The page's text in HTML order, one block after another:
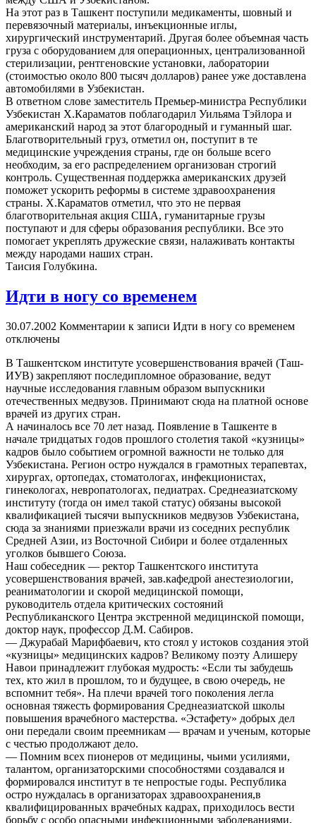
На этот раз в Ташкент поступили медикаменты, шовный и
перевязочный материалы, инъекционные иглы,
хирургический инструментарий. Другая более объемная часть
груза с оборудованием для операционных, централизованной
стерилизации, рентгеновские установки, лаборатории
(стоимостью около 800 тысяч долларов) ранее уже доставлена
автомобилями в Узбекистан.
В ответном слове заместитель Премьер-министра Республики
Узбекистан Х.Караматов поблагодарил Уильяма Тэйлора и
американский народ за этот благородный и гуманный шаг.
Благотворительный груз, отметил он, поступит в те
медицинские учреждения страны, где он больше всего
необходим, за его распределением организован строгий
контроль. Существенная поддержка американских друзей
поможет ускорить реформы в системе здравоохранения
страны. Х.Караматов отметил, что это не первая
благотворительная акция США, гуманитарные грузы
поступают и для сферы образования республики. Все это
помогает укреплять дружеские связи, налаживать контакты
между народами наших стран.
Таисия Голубкина.
Идти в ногу со временем
30.07.2002 Комментарии к записи Идти в ногу со временем
отключены
В Ташкентском институте усовершенствования врачей (Таш-
ИУВ) закрепляют последипломное образование, ведут
научные исследования главным образом выпускники
отечественных медвузов. Принимают сюда на платной основе
врачей из других стран.
А начиналось все 70 лет назад. Появление в Ташкенте в
начале тридцатых годов прошлого столетия такой «кузницы»
кадров было событием огромной важности не только для
Узбекистана. Регион остро нуждался в грамотных терапевтах,
хирургах, ортопедах, стоматологах, инфекционистах,
гинекологах, невропатологах, педиатрах. Среднеазиатскому
институту (тогда он имел такой статус) обязаны высокой
квалификацией тысячи выпускников медвузов Узбекистана,
сюда за знаниями приезжали врачи из соседних республик
Средней Азии, из Восточной Сибири и более отдаленных
уголков бывшего Союза.
Наш собеседник — ректор Ташкентского института
усовершенствования врачей, зав.кафедрой анестезиологии,
реаниматологии и скорой медицинской помощи,
руководитель отдела критических состояний
Республиканского Центра экстренной медицинской помощи,
доктор наук, профессор Д.М. Сабиров.
— Джурабай Марифбаевич, кто стоял у истоков создания этой
«кузницы» медицинских кадров? Великому поэту Алишеру
Навои принадлежит глубокая мудрость: «Если ты забудешь
тех, кто жил в прошлом, то и будущее, в свою очередь, не
вспомнит тебя». На плечи врачей того поколения легла
основная тяжесть формирования Среднеазиатской школы
повышения врачебного мастерства. «Эстафету» добрых дел
они передали своим преемникам — врачам и ученым, которые
с честью продолжают дело.
— Помним всех пионеров от медицины, чьими усилиями,
талантом, организаторскими способностями создавался и
формировался институт в те непростые годы. Республика
остро нуждалась в организаторах здравоохранения,в
квалифицированных врачебных кадрах, приходилось вести
борьбу с особо опасными инфекционными заболеваниями,